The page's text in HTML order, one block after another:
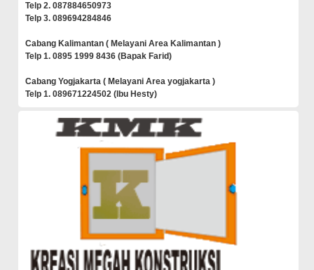
Telp 2. 087884650973
Telp 3. 089694284846
Cabang Kalimantan ( Melayani Area Kalimantan )
Telp 1. 0895 1999 8436 (Bapak Farid)
Cabang Yogjakarta ( Melayani Area yogjakarta )
Telp 1. 089671224502 (Ibu Hesty)